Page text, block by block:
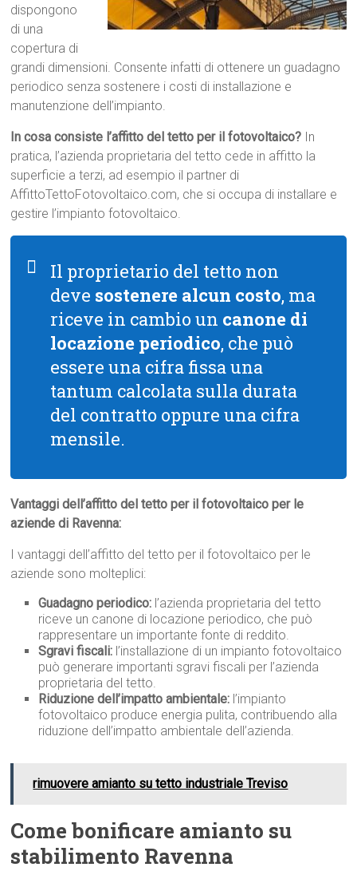
dispongono
di una
copertura di
grandi dimensioni. Consente infatti di ottenere un guadagno
periodico senza sostenere i costi di installazione e
manutenzione dell’impianto.
In cosa consiste l’affitto del tetto per il fotovoltaico? In
pratica, l’azienda proprietaria del tetto cede in affitto la
superficie a terzi, ad esempio il partner di
AffittoTettoFotovoltaico.com, che si occupa di installare e
gestire l’impianto fotovoltaico.
Il proprietario del tetto non
deve sostenere alcun costo, ma
riceve in cambio un canone di
locazione periodico, che può
essere una cifra fissa una
tantum calcolata sulla durata
del contratto oppure una cifra
mensile.
Vantaggi dell’affitto del tetto per il fotovoltaico per le
aziende di Ravenna:
I vantaggi dell’affitto del tetto per il fotovoltaico per le
aziende sono molteplici:
Guadagno periodico: l’azienda proprietaria del tetto
riceve un canone di locazione periodico, che può
rappresentare un importante fonte di reddito.
Sgravi fiscali: l’installazione di un impianto fotovoltaico
può generare importanti sgravi fiscali per l’azienda
proprietaria del tetto.
Riduzione dell’impatto ambientale: l’impianto
fotovoltaico produce energia pulita, contribuendo alla
riduzione dell’impatto ambientale dell’azienda.
rimuovere amianto su tetto industriale Treviso
Come bonificare amianto su
stabilimento Ravenna